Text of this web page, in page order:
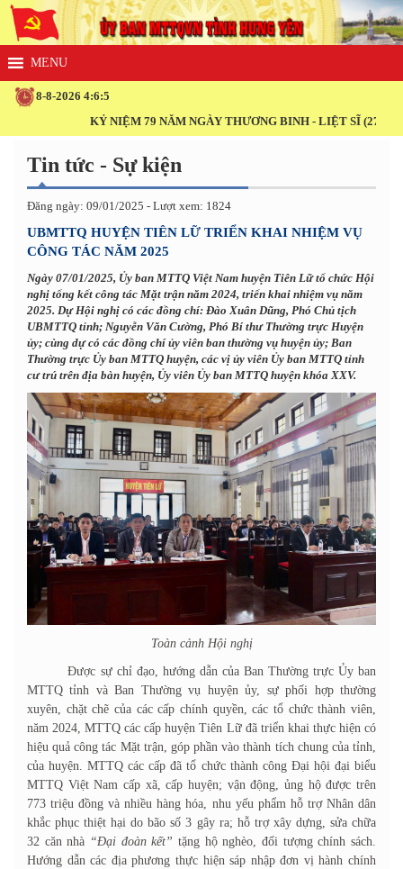
8-8-2026 4:6:5
KỶ NIỆM 79 NĂM NGÀY THƯƠNG BINH - LIỆT SĨ (27/7/1947 -
Tin tức - Sự kiện
Đăng ngày: 09/01/2025 - Lượt xem: 1824
UBMTTQ HUYỆN TIÊN LỮ TRIỂN KHAI NHIỆM VỤ
CÔNG TÁC NĂM 2025
Ngày 07/01/2025, Ủy ban MTTQ Việt Nam huyện Tiên Lữ tổ chức Hội
nghị tổng kết công tác Mặt trận năm 2024, triển khai nhiệm vụ năm
2025. Dự Hội nghị có các đồng chí: Đào Xuân Dũng, Phó Chủ tịch
UBMTTQ tỉnh; Nguyễn Văn Cường, Phó Bí thư Thường trực Huyện
ủy; cùng dự có các đồng chí ủy viên ban thường vụ huyện ủy; Ban
Thường trực Ủy ban MTTQ huyện, các vị ủy viên Ủy ban MTTQ tỉnh
cư trú trên địa bàn huyện, Ủy viên Ủy ban MTTQ huyện khóa XXV.
Toàn cảnh Hội nghị
Được sự chỉ đạo, hướng dẫn của Ban Thường trực Ủy ban
MTTQ tỉnh và Ban Thường vụ huyện ủy, sự phối hợp thường
xuyên, chặt chẽ của các cấp chính quyền, các tổ chức thành viên,
năm 2024, MTTQ các cấp huyện Tiên Lữ đã triển khai thực hiện có
hiệu quả công tác Mặt trận, góp phần vào thành tích chung của tỉnh,
của huyện. MTTQ các cấp đã tổ chức thành công Đại hội đại biểu
MTTQ Việt Nam cấp xã, cấp huyện; vận động, ủng hộ được trên
773 triệu đồng và nhiều hàng hóa, nhu yếu phẩm hỗ trợ Nhân dân
khắc phục thiệt hại do bão số 3 gây ra; hỗ trợ xây dựng, sửa chữa
32 căn nhà “Đại đoàn kết” tặng hộ nghèo, đối tượng chính sách.
Hướng dẫn các địa phương thực hiện sáp nhập đơn vị hành chính